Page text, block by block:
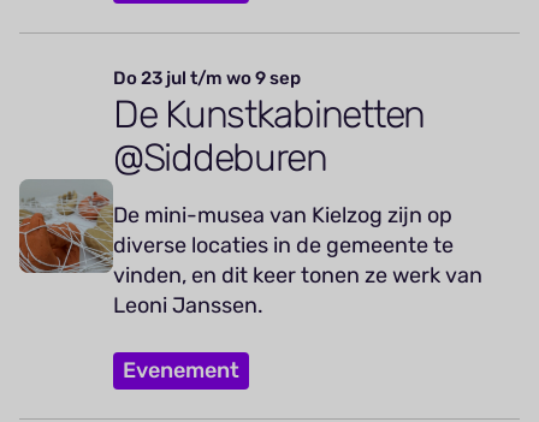
Do 23 jul t/m wo 9 sep
De Kunstkabinetten
@Siddeburen
De mini-musea van Kielzog zijn op
diverse locaties in de gemeente te
vinden, en dit keer tonen ze werk van
Leoni Janssen.
Evenement